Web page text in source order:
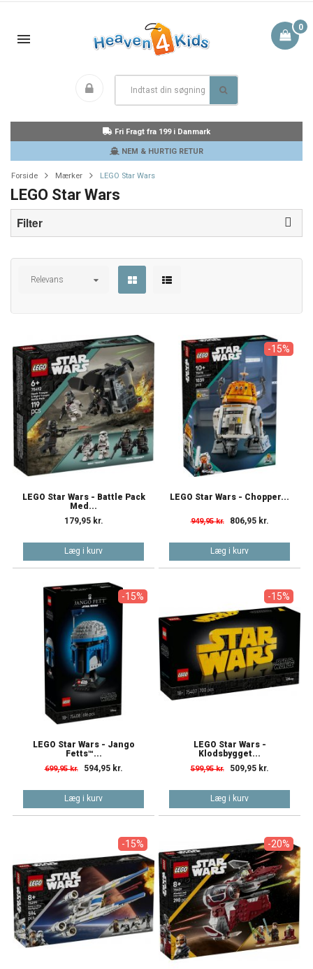
0
Fri Fragt fra 199 i Danmark
NEM & HURTIG RETUR
Forside Mærker LEGO Star Wars
LEGO Star Wars
Filter
Relevans
LEGO Star Wars - Battle Pack
Med...
179,95 kr.
Læg i kurv
-15%
LEGO Star Wars - Chopper...
949,95 kr. 806,95 kr.
Læg i kurv
-15%
LEGO Star Wars - Jango
Fetts™...
699,95 kr. 594,95 kr.
Læg i kurv
-15%
LEGO Star Wars -
Klodsbygget...
599,95 kr. 509,95 kr.
Læg i kurv
-15% -20%